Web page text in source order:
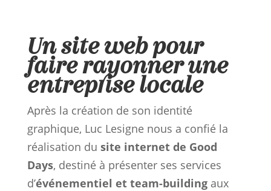
Un site web pour
faire rayonner une
entreprise locale
Après la création de son identité
graphique, Luc Lesigne nous a confié la
réalisation du site internet de Good
Days, destiné à présenter ses services
d’événementiel et team-buildingaux